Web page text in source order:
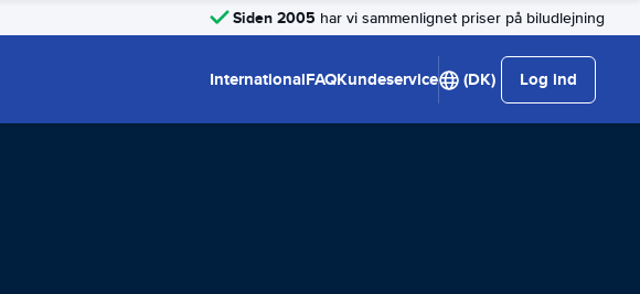
Siden 2005 har vi sammenlignet priser på biludlejning
InternationalFAQKundeservice (DK) Log ind